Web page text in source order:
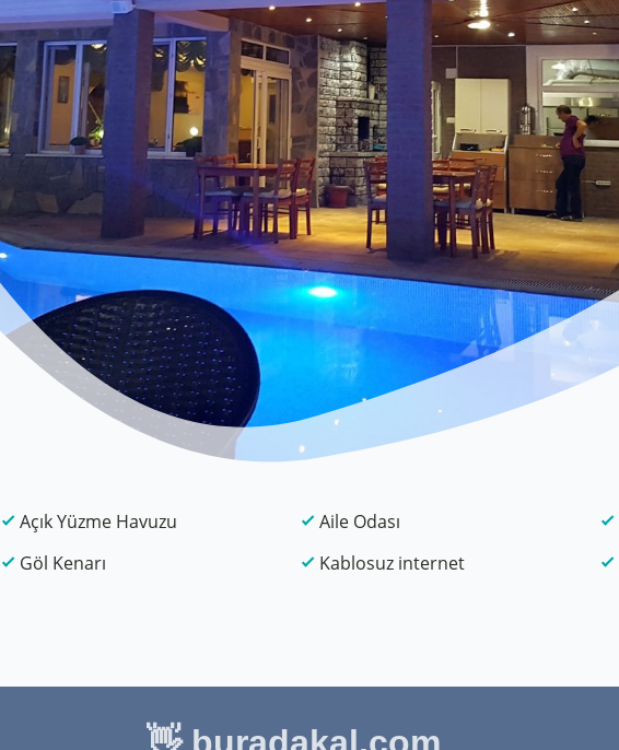
Açık Yüzme Havuzu Aile Odası
Göl Kenarı Kablosuz internet